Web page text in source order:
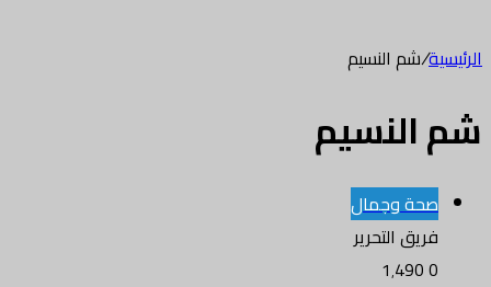
الرئيسية/شم النسيم
شم النسيم
صحة وجمال
فريق التحرير
0